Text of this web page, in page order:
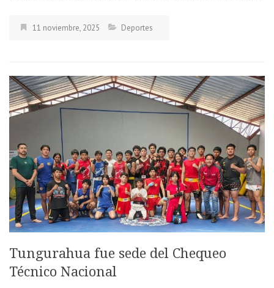
11 noviembre, 2025 Deportes
Tungurahua fue sede del Chequeo
Técnico Nacional